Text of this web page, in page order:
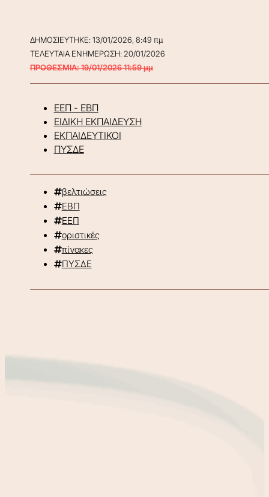
ΔΗΜΟΣΙΕΥΤΗΚΕ: 13/01/2026, 8:49 πμ
ΤΕΛΕΥΤΑΙΑ ΕΝΗΜΕΡΩΣΗ: 20/01/2026
ΠΡΟΘΕΣΜΙΑ: 19/01/2026 11:59 μμ
ΕΕΠ - ΕΒΠ
ΕΙΔΙΚΗ ΕΚΠΑΙΔΕΥΣΗ
ΕΚΠΑΙΔΕΥΤΙΚΟΙ
ΠΥΣΔΕ
βελτιώσεις
ΕΒΠ
ΕΕΠ
οριστικές
πίνακες
ΠΥΣΔΕ